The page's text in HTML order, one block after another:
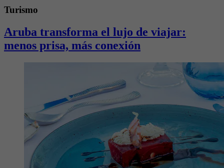
Turismo
Aruba transforma el lujo de viajar:
menos prisa, más conexión